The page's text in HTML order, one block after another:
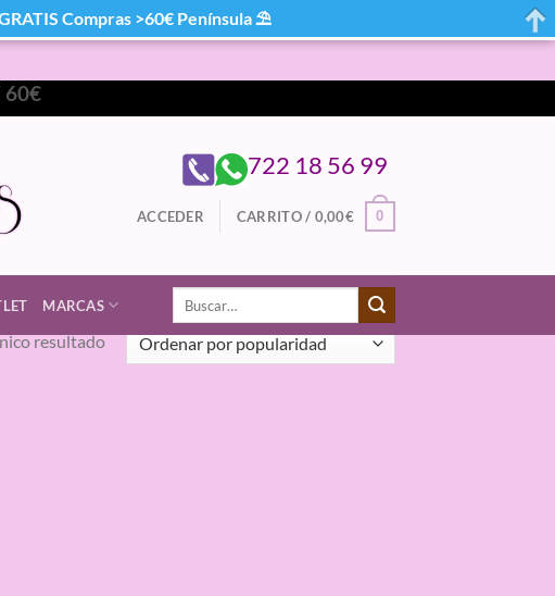
60€
722 18 56 99
ACCEDER CARRITO / 0,00€ 0
MARCAS
Buscar
resultado
Compras >60€ Península ⛱